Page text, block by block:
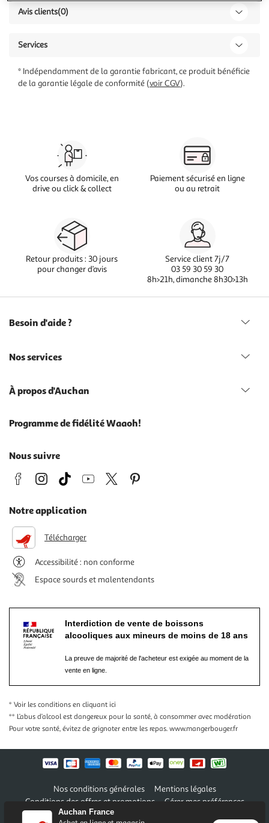
Auchan France
Avis clients(0)
Services
* Indépendamment de la garantie fabricant, ce produit bénéficie
de la garantie légale de conformité (voir CGV).
Vos courses à domicile, en
drive ou click & collect
Paiement sécurisé en ligne
ou au retrait
Retour produits : 30 jours
pour changer d’avis
Service client 7j/7
03 59 30 59 30
8h>21h, dimanche 8h30>13h
Besoin d'aide ?
Nos services
À propos d'Auchan
Programme de fidélité Waaoh!
Nous suivre
Notre application
Télécharger
Accessibilité : non conforme
Espace sourds et malentendants
Interdiction de vente de boissons
alcooliques aux mineurs de moins de 18 ans
La preuve de majorité de l'acheteur est exigée au moment de la
vente en ligne.
* Voir les conditions en cliquant ici
** L’abus d’alcool est dangereux pour la santé, à consommer avec modération
Pour votre santé, évitez de grignoter entre les repas. www.mangerbouger.fr
Nos conditions générales
Mentions légales
Conditions des offres et promotions
Gérer mes préférences
Politique de confidentialité